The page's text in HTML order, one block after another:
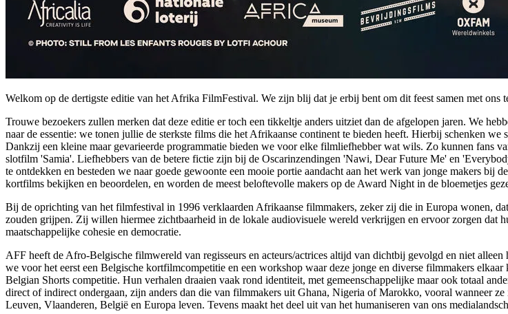
Welkom op de dertigste editie van het Afrika FilmFestival. We zijn blij dat je erbij bent om dit feest samen met ons
Trouwe bezoekers zullen merken dat deze editie er toch een tikkeltje anders uitziet dan de afgelopen jaren. We
naar de essentie: we tonen jullie de sterkste films die het Afrikaanse continent te bieden heeft. Hierbij schenken
Dankzij een kleine maar gevarieerde programmatie bieden we voor elke filmliefhebber wat wils. Zo kunnen fans
slotfilm 'Samia'. Liefhebbers van de betere fictie zijn bij de Oscarinzendingen 'Nawi, Dear Future Me' en
te ontdekken en besteden we naar goede gewoonte een mooie portie aandacht aan het werk van jonge makers
kortfilms bekijken en beoordelen, en worden de meest beloftevolle makers op de Award Night in de bloemetjes
Bij de oprichting van het filmfestival in 1996 verklaarden Afrikaanse filmmakers, zeker zij die in Europa wonen,
zouden grijpen. Zij willen hiermee zichtbaarheid in de lokale audiovisuele wereld verkrijgen en ervoor zorgen dat
maatschappelijke cohesie en democratie.
AFF heeft de Afro-Belgische filmwereld van regisseurs en acteurs/actrices altijd van dichtbij gevolgd en niet
we voor het eerst een Belgische kortfilmcompetitie en een workshop waar deze jonge en diverse filmmakers
Belgian Shorts competitie. Hun verhalen draaien vaak rond identiteit, met gemeenschappelijke maar ook totaal
direct of indirect ondergaan, zijn anders dan die van filmmakers uit Ghana, Nigeria of Marokko, vooral wanneer
Leuven, Vlaanderen, België en Europa leven. Tevens maakt het deel uit van het humaniseren van ons